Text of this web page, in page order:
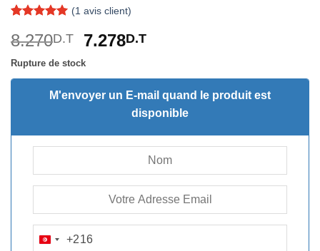
5 basé sur
notation
client
(1 avis client)
8.270D.T
Le
prix
initial
était :
8.270D.T.
7.278D.TLe
actuel
est :
7.278D.T.
Rupture de stock
M'envoyer un E-mail quand le produit est
disponible
TUNISIA
+216